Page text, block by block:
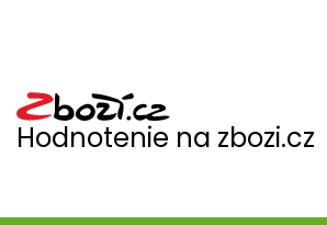
Hodnotenie na zbozi.cz